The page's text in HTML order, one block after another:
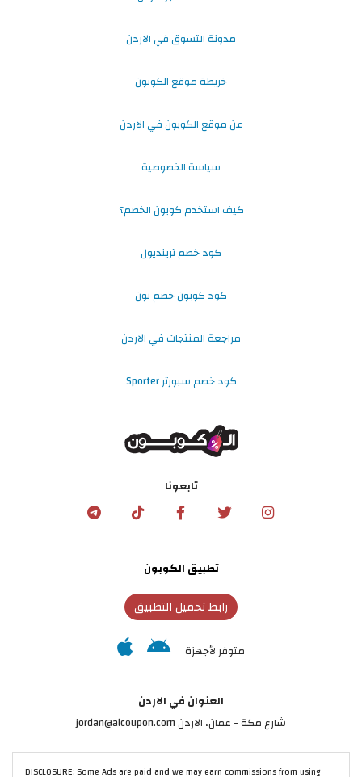
مدونة التسوق في الاردن
خريطة موقع الكوبون
عن موقع الكوبون في الاردن
سياسة الخصوصية
كيف استخدم كوبون الخصم؟
كود خصم ترينديول
كود كوبون خصم نون
مراجعة المنتجات في الاردن
كود خصم سبورتر Sporter
تابعونا
تطبيق الكوبون
رابط تحميل التطبيق
متوفر لأجهزة
العنوان في الاردن
شارع مكة - عمان، الاردن jordan@alcoupon.com
DISCLOSURE: Some Ads are paid and we may earn commissions from using